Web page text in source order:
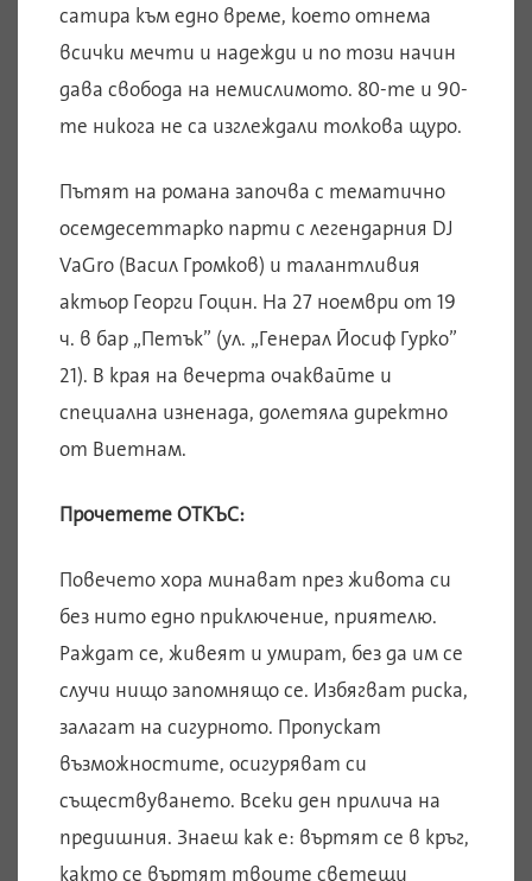
сатира към едно време, което отнема
всички мечти и надежди и по този начин
дава свобода на немислимото. 80-те и 90-
те никога не са изглеждали толкова щуро.
Пътят на романа започва с тематично
осемдесеттарко парти с легендарния DJ
VaGro (Васил Громков) и талантливия
актьор Георги Гоцин. На 27 ноември от 19
ч. в бар „Петък” (ул. „Генерал Йосиф Гурко”
21). В края на вечерта очаквайте и
специална изненада, долетяла директно
от Виетнам.
Прочетете ОТКЪС:
Повечето хора минават през живота си
без нито едно приключение, приятелю.
Раждат се, живеят и умират, без да им се
случи нищо запомнящо се. Избягват риска,
залагат на сигурното. Пропускат
възможностите, осигуряват си
съществуването. Всеки ден прилича на
предишния. Знаеш как е: въртят се в кръг,
както се въртят твоите светещи